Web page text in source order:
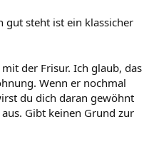
gut steht ist ein klassicher
der Frisur. Ich glaub, das
Wenn er nochmal
du dich daran gewöhnt
Gibt keinen Grund zur